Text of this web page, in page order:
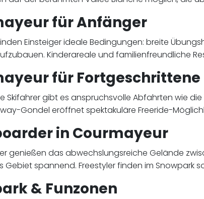
für Anfänger
Einsteiger ideale Bedingungen: breite
Kinderareale und familienfreundliche
für Fortgeschrittene
Skifahrer gibt es anspruchsvolle Abfahrten wie
Gondel eröffnet spektakuläre Freeride-
in Courmayeur
genießen das abwechslungsreiche Gelände
spannend. Freestyler finden im Snowpark
& Funzonen